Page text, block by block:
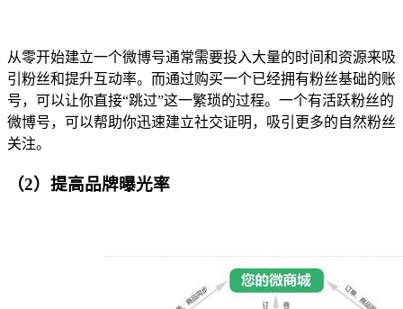
从零开始建立一个微博号通常需要投入大量的时间和资源来吸
引粉丝和提升互动率。而通过购买一个已经拥有粉丝基础的账
号，可以让你直接“跳过”这一繁琐的过程。一个有活跃粉丝的
微博号，可以帮助你迅速建立社交证明，吸引更多的自然粉丝
关注。
（2）提高品牌曝光率